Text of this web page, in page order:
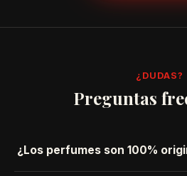
¿DUDAS?
Preguntas
¿Los perfumes son 100%